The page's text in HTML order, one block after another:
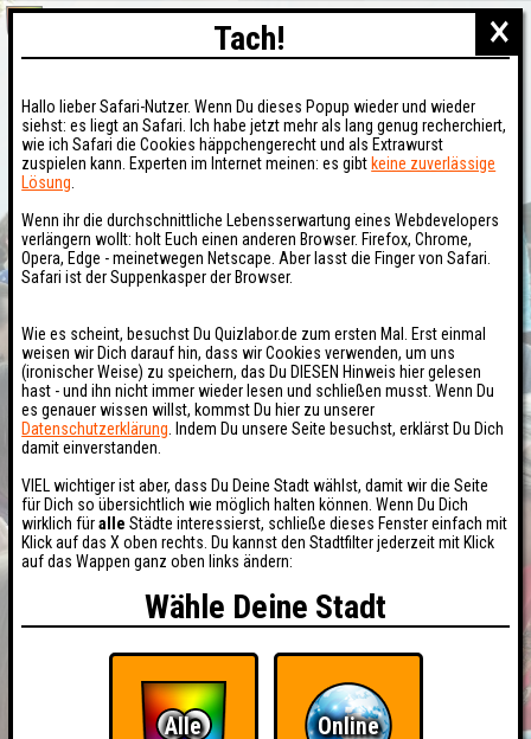
×
Tach!
Hallo lieber Safari-Nutzer. Wenn Du dieses Popup wieder und wieder
siehst: es liegt an Safari. Ich habe jetzt mehr als lang genug recherchiert,
wie ich Safari die Cookies häppchengerecht und als Extrawurst
zuspielen kann. Experten im Internet meinen: es gibt keine zuverlässige
Lösung
Wenn ihr die durchschnittliche Lebensserwartung eines Webdevelopers
verlängern wollt: holt Euch einen anderen Browser. Firefox, Chrome,
Opera, Edge - meinetwegen Netscape. Aber lasst die Finger von Safari.
Safari ist der Suppenkasper der Browser.
Wie es scheint, besuchst Du Quizlabor.de zum ersten Mal. Erst einmal
weisen wir Dich darauf hin, dass wir Cookies verwenden, um uns
(ironischer Weise) zu speichern, das Du DIESEN Hinweis hier gelesen
hast - und ihn nicht immer wieder lesen und schließen musst. Wenn Du
es genauer wissen willst, kommst Du hier zu unserer
Datenschutzerklärung . Indem Du unsere Seite besuchst, erklärst Du Dich
damit einverstanden.
VIEL wichtiger ist aber, dass Du Deine Stadt wählst, damit wir die Seite
für Dich so übersichtlich wie möglich halten können. Wenn Du Dich
wirklich füralle Städte interessierst, schließe dieses Fenster einfach mit
Klick auf das X oben rechts. Du kannst den Stadtfilter jederzeit mit Klick
auf das Wappen ganz oben links ändern:
Wähle Deine Stadt
Alle Online